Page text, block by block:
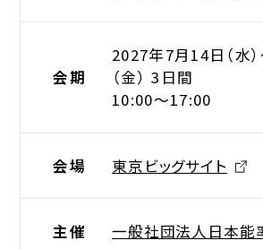
会期
2027年7月14日（⽔
（金） 3日間
10:00〜17:00
会場 東京ビッグサイト
主催 一般社団法人日本能